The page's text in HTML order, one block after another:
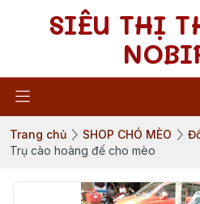
SIÊU THỊ
Trang chủ SHOP CHÓ MÈO
Trụ cào hoàng đế cho mèo